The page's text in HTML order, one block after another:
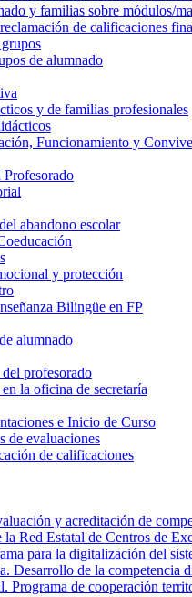
y familias sobre módulos/
de calificaciones
de alumnado
y de familias profesionales
Funcionamiento y
abandono escolar
y protección
Bilingüe en FP
alumnado
profesorado
la oficina de secretaría
e Inicio de Curso
de evaluaciones
de calificaciones
y acreditación de
Red Estatal de Centros de
para la digitalización del
Desarrollo de la competencia
Programa de cooperación